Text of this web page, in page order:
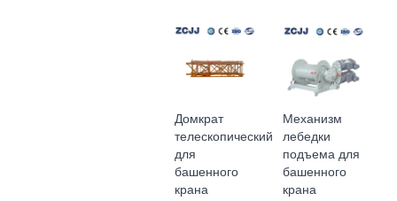
Домкрат
телескопический
для
башенного
крана
Механизм
лебедки
подъема для
башенного
крана